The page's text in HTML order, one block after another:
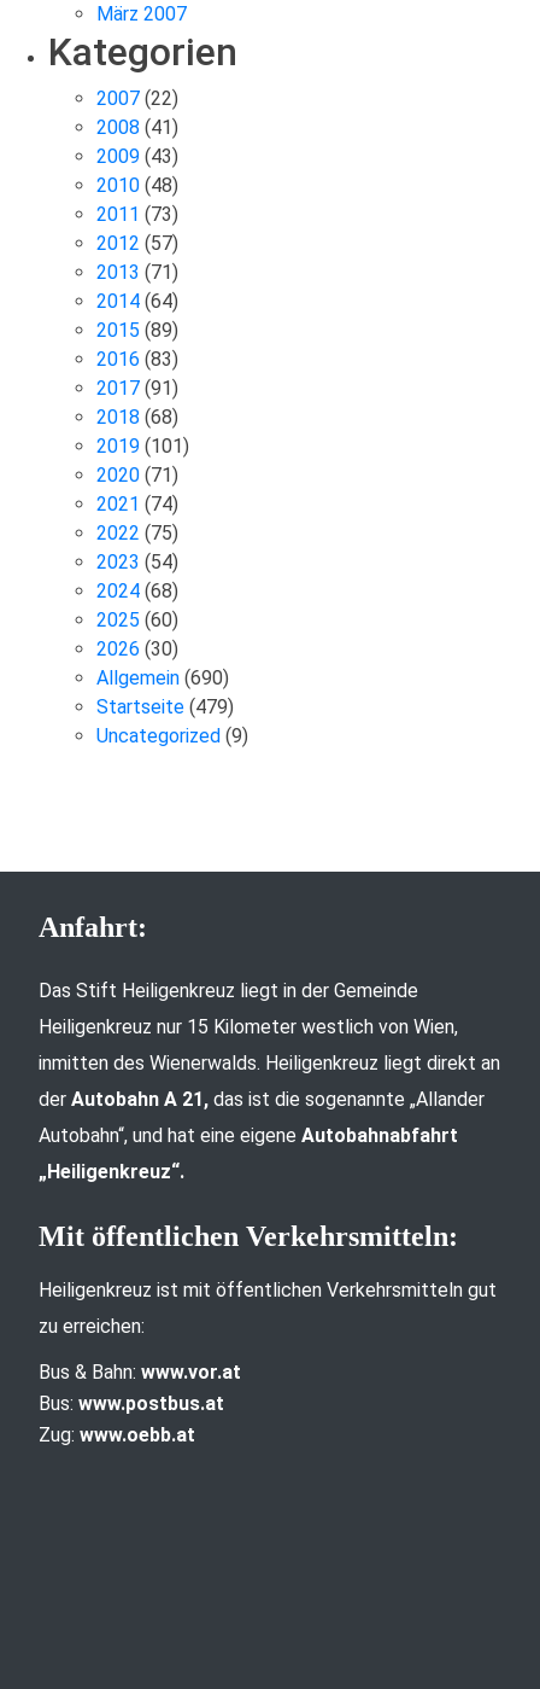
März 2007
Kategorien
2007 (22)
2008 (41)
2009 (43)
2010 (48)
2011 (73)
2012 (57)
2013 (71)
2014 (64)
2015 (89)
2016 (83)
2017 (91)
2018 (68)
2019 (101)
2020 (71)
2021 (74)
2022 (75)
2023 (54)
2024 (68)
2025 (60)
2026 (30)
Allgemein (690)
Startseite (479)
Uncategorized (9)
Anfahrt:
Das Stift Heiligenkreuz liegt in der Gemeinde
Heiligenkreuz nur 15 Kilometer westlich von Wien,
inmitten des Wienerwalds. Heiligenkreuz liegt direkt an
der Autobahn A 21, das ist die sogenannte „Allander
Autobahn“, und hat eine eigene Autobahnabfahrt
„Heiligenkreuz“.
Mit öffentlichen Verkehrsmitteln:
Heiligenkreuz ist mit öffentlichen Verkehrsmitteln gut
zu erreichen:
Bus & Bahn: www.vor.at
Bus: www.postbus.at
Zug: www.oebb.at